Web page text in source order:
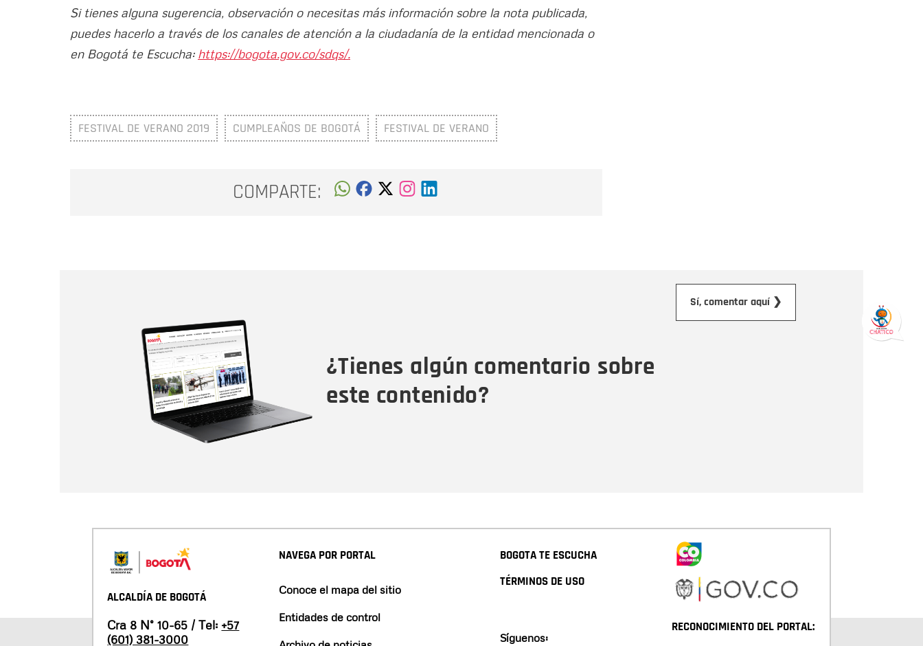
Si tienes alguna sugerencia, observación o necesitas más información sobre la nota publicada,
puedes hacerlo a través de los canales de atención a la ciudadanía de la entidad mencionada o
en Bogotá te Escucha: https://bogota.gov.co/sdqs/.
FESTIVAL DE VERANO 2019 CUMPLEAÑOS DE BOGOTÁ FESTIVAL DE VERANO
COMPARTE:
¿Tienes algún comentario sobre
este contenido?
Sí, comentar aquí ❯
ALCALDÍA DE BOGOTÁ
Cra 8 N° 10-65 / Tel: +57
(601) 381-3000
NAVEGA POR PORTAL
Conoce el mapa del sitio
Entidades de control
BOGOTA TE ESCUCHA
TÉRMINOS DE USO
Síguenos:
RECONOCIMIENTO DEL PORTAL: